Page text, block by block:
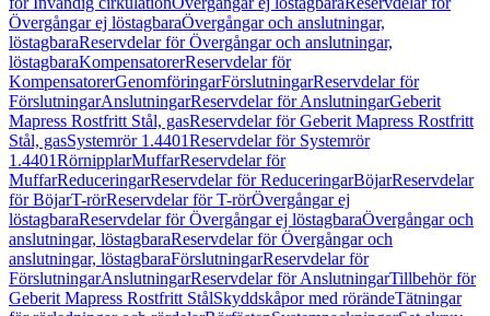
Övergångar ej löstagbaraÖvergångar och anslutningar,
löstagbaraReservdelar för Övergångar och anslutningar,
löstagbaraKompensatorerReservdelar för
KompensatorerGenomföringarFörslutningarReservdelar för
FörslutningarAnslutningarReservdelar för AnslutningarGeberit
Mapress Rostfritt Stål, gasReservdelar för Geberit Mapress Rostfritt
Stål, gasSystemrör 1.4401Reservdelar för Systemrör
1.4401RörnipplarMuffarReservdelar för
MuffarReduceringarReservdelar för ReduceringarBöjarReservdelar
för BöjarT-rörReservdelar för T-rörÖvergångar ej
löstagbaraReservdelar för Övergångar ej löstagbaraÖvergångar och
anslutningar, löstagbaraReservdelar för Övergångar och
anslutningar, löstagbaraFörslutningarReservdelar för
FörslutningarAnslutningarReservdelar för AnslutningarTillbehör för
Geberit Mapress Rostfritt StålSkyddskåpor med rörändeTätningar